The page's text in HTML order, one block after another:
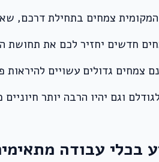
צמחים בתחילת דרכם,
חדשים יחזיר לכם את תחושת
צמחים גדולים עשויים
וגם יהיו הרבה יותר